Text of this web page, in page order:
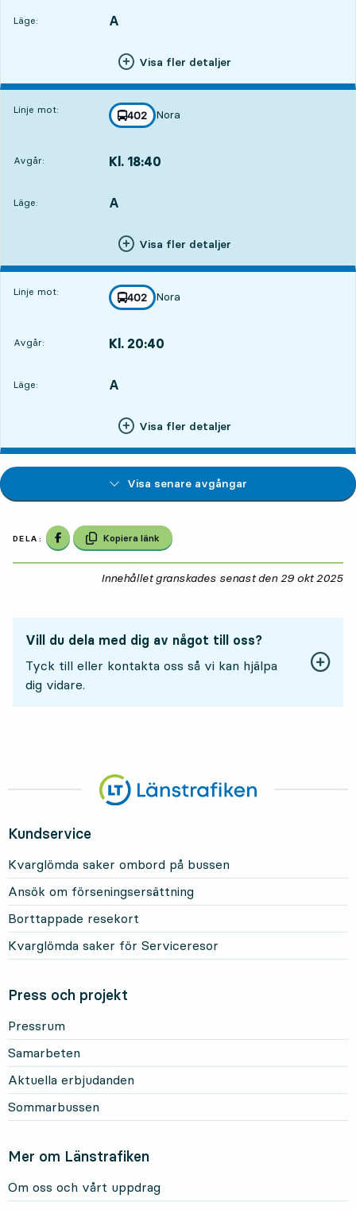
Läge:
LÄGE, A
,
Visa fler detaljer
Linje mot: linje
402
mot
Nora
,
Avgår: Kl. 18:40
Läge:
LÄGE, A
,
Visa fler detaljer
Linje mot: linje
402
mot
Nora
,
Avgår: Kl. 20:40
Läge:
LÄGE, A
,
Visa fler detaljer
Visa senare avgångar
DELA: Dela på Facebook
Kopiera länk
Innehållet granskades senast den 29 okt 2025
Vill du dela med dig av något till oss?
Tyck till eller kontakta oss så vi kan hjälpa
dig vidare.
Kundservice
Kvarglömda saker ombord på bussen
Ansök om förseningsersättning
Borttappade resekort
Kvarglömda saker för Serviceresor
Press och projekt
Pressrum
Samarbeten
Aktuella erbjudanden
Sommarbussen
Mer om Länstrafiken
Om oss och vårt uppdrag